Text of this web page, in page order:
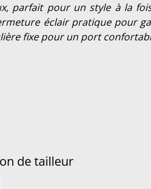
parfait pour un style à la
éclair pratique pour
fixe pour un port
de tailleur